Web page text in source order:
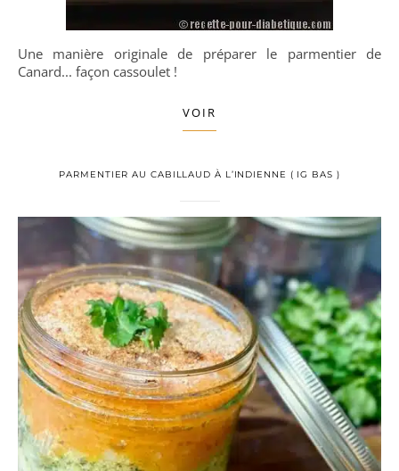
Une manière originale de préparer le parmentier de
Canard... façon cassoulet !
VOIR
PARMENTIER AU CABILLAUD À L’INDIENNE ( IG BAS )